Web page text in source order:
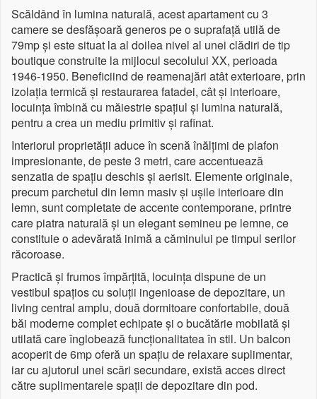
Scăldând în lumina naturală, acest apartament cu 3
camere se desfășoară generos pe o suprafață utilă de
79mp și este situat la al doilea nivel al unei clădiri de tip
boutique construite la mijlocul secolului XX, perioada
1946-1950. Beneficiind de reamenajări atât exterioare, prin
izolația termică și restaurarea fatadei, cât și interioare,
locuința îmbină cu măiestrie spațiul și lumina naturală,
pentru a crea un mediu primitiv și rafinat.
Interiorul proprietății aduce în scenă înălțimi de plafon
impresionante, de peste 3 metri, care accentuează
senzatia de spațiu deschis și aerisit. Elemente originale,
precum parchetul din lemn masiv și ușile interioare din
lemn, sunt completate de accente contemporane, printre
care piatra naturală și un elegant semineu pe lemne, ce
constituie o adevărată inimă a căminului pe timpul serilor
răcoroase.
Practică și frumos împărțită, locuința dispune de un
vestibul spațios cu soluții ingenioase de depozitare, un
living central amplu, două dormitoare confortabile, două
băi moderne complet echipate și o bucătărie mobilată și
utilată care înglobează funcționalitatea în stil. Un balcon
acoperit de 6mp oferă un spațiu de relaxare suplimentar,
iar cu ajutorul unei scări secundare, există acces direct
către suplimentarele spații de depozitare din pod.